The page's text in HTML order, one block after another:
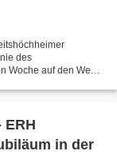
des
Woche auf den Weg
in der